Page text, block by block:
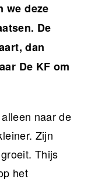
we deze
De
dan
De KF om
naar de
Zijn
Thijs
het